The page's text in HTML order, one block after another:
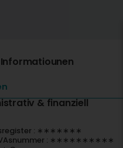
& finanziell
: ∗∗∗∗∗∗∗
: ∗∗∗∗∗∗∗∗∗∗